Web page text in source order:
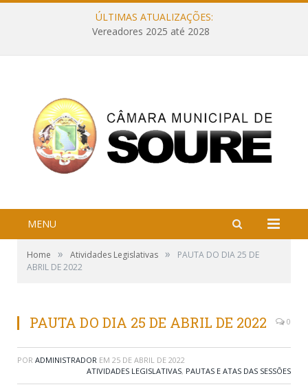
ÚLTIMAS ATUALIZAÇÕES:
Vereadores 2025 até 2028
MENU
Home » Atividades Legislativas »
PAUTA DO DIA 25 DE
ABRIL DE 2022
PAUTA DO DIA 25 DE ABRIL DE 2022 0
POR ADMINISTRADOR EM 25 DE ABRIL DE 2022
ATIVIDADES LEGISLATIVAS, PAUTAS E ATAS DAS SESSÕES